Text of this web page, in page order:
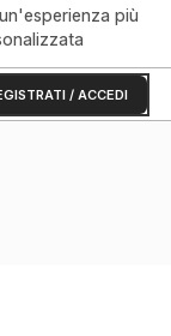
più
/ ACCEDI